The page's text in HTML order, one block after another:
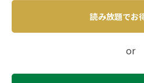
読み放題でお
or